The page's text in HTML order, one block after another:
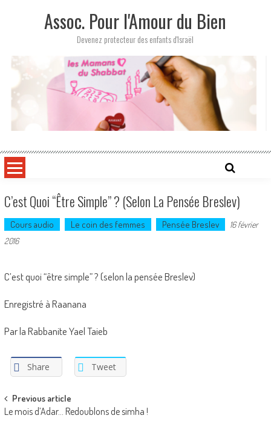
Assoc. Pour l'Amour du Bien
Devenez protecteur des enfants d'Israël
C’est Quoi “être Simple” ? (selon La Pensée Breslev)
Cours audio Le coin des femmes Pensée Breslev
16 février
2016
C’est quoi “être simple” ? (selon la pensée Breslev)
Enregistré à Raanana
Par la Rabbanite Yael Taieb
Share Tweet
Post
Previous article
Le mois d’Adar… Redoublons de simha !